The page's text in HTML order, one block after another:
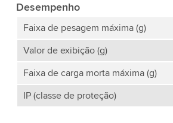
Desempenho
Faixa de pesagem máxima (g)
Valor de exibição (g)
Faixa de carga morta máxima (g)
IP (classe de proteção)